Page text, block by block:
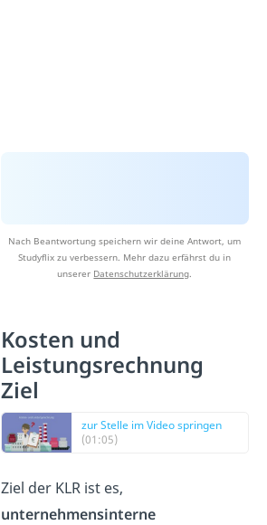
Nach Beantwortung speichern wir deine Antwort, um
Studyflix zu verbessern. Mehr dazu erfährst du in
unserer Datenschutzerklärung
Kosten und
Leistungsrechnung
Ziel
zur Stelle im Video springen
(01:05)
Ziel der KLR ist es,
unternehmensinterne